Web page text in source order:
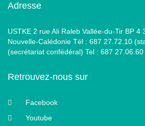
Adresse
USTKE 2 rue Ali Raleb Vallée-du-Tir BP 4
Nouvelle-Calédonie Tél : 687 27.72.10
(secrétariat confédéral) Tel : 687
Retrouvez-nous sur
Facebook
Youtube